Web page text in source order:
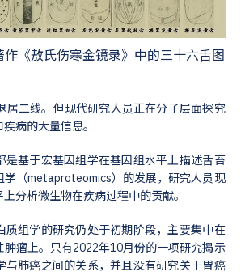
《敖氏伤寒金镜录》中的三十六舌图
居二线。但现代研究人员正在分子层面探究
病的大量信息。
是基于宏基因组学在基因组水平上描述舌苔
学（metaproteomics）的发展，研究人员现
分析微生物在疾病过程中的贡献。
质组学的研究仍处于初期阶段，主要集中在
肿瘤上。只有2022年10月份的一项研究揭示
与肺癌之间的关系，并且没有研究关于胃癌